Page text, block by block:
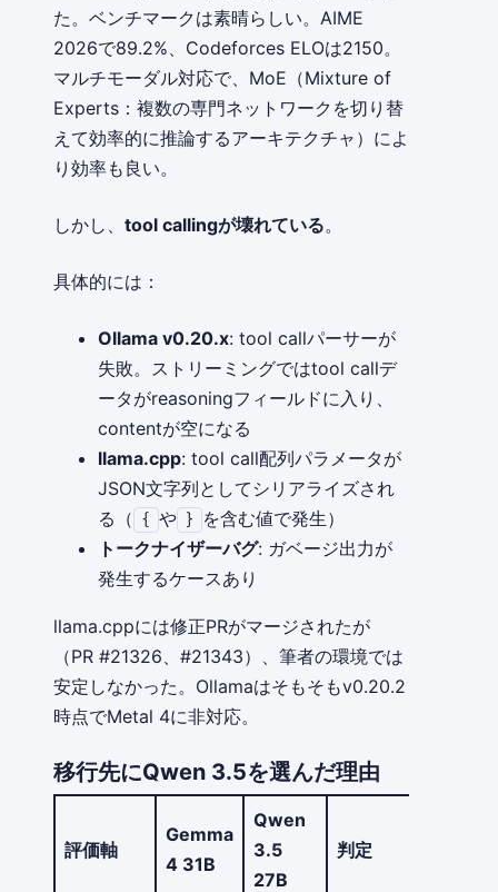
た。ベンチマークは素晴らしい。AIME
2026で89.2%、Codeforces ELOは2150。
マルチモーダル対応で、MoE（Mixture of
Experts：複数の専門ネットワークを切り替
えて効率的に推論するアーキテクチャ）によ
り効率も良い。
しかし、 tool callingが壊れている。
具体的には：
Ollama v0.20.x: tool callパーサーが
失敗。ストリーミングではtool callデ
ータがreasoningフィールドに入り、
contentが空になる
llama.cpp: tool call配列パラメータが
JSON文字列としてシリアライズされ
る（ { や }
を含む値で発生）
トークナイザーバグ: ガベージ出力が
発生するケースあり
llama.cppには修正PRがマージされたが
（PR #21326、#21343）、筆者の環境では
安定しなかった。Ollamaはそもそもv0.20.2
時点でMetal 4に非対応。
移行先にQwen 3.5を選んだ理由
評価軸
Gemma
4 31B
Qwen
3.5
27B
判定